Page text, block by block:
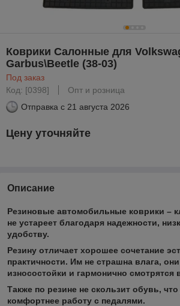
Коврики Салонные для
Garbus\Beetle (38-03)
Под заказ
Код: [0398]
Опт и розница
Отправка с 21 августа 2026
Цену уточняйте
Описание
Резиновые автомобильные коврики –
не устареет благодаря надежности,
удобству.
Резину отличает хорошее сочетание
практичности. Им не страшна влага,
износостойки и гармонично смотрятся
Также по резине не скользит обувь, что
комфортнее работу с педалями.